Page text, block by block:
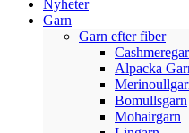
Nyheter
Garn
Garn efter fiber
Alpacka
Bomullsgarn
Mohairgarn